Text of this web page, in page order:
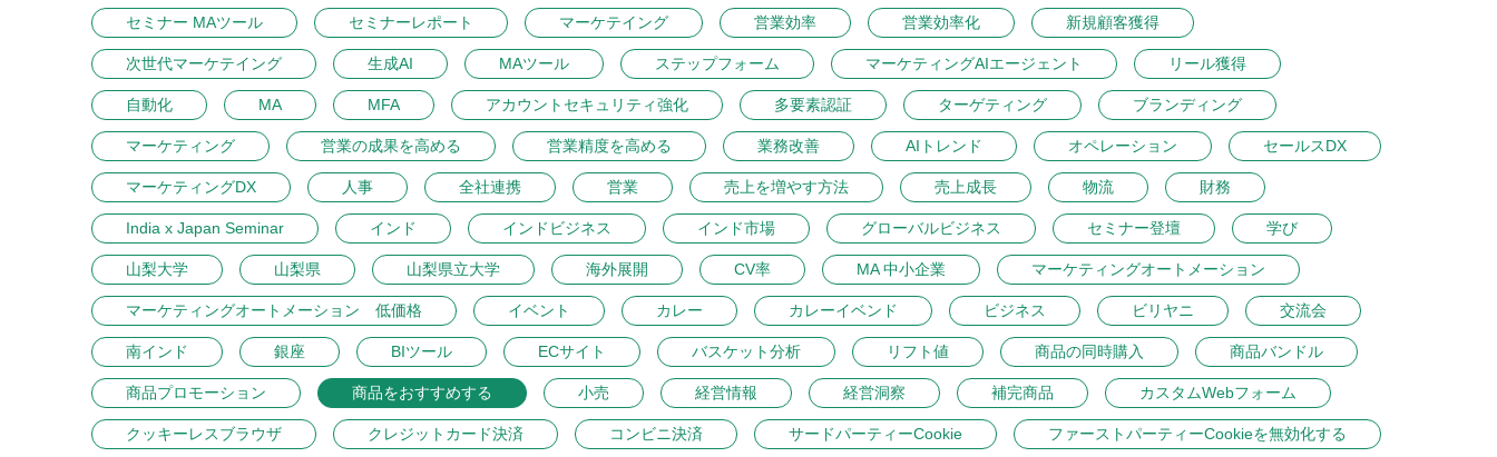
セミナー MAツール セミナーレポート マーケテイング 営業効率 営業効率化 新規顧客獲得
次世代マーケテイング 生成AI MAツール ステップフォーム マーケティングAIエージェント リール獲得
自動化 MA MFA アカウントセキュリティ強化 多要素認証 ターゲティング ブランディング
マーケティング 営業の成果を高める 営業精度を高める 業務改善 AIトレンド オペレーション セールスDX
マーケティングDX 人事 全社連携 営業 売上を増やす方法 売上成長 物流 財務
India x Japan Seminar インド インドビジネス インド市場 グローバルビジネス セミナー登壇 学び
山梨大学 山梨県 山梨県立大学 海外展開 CV率 MA 中小企業 マーケティングオートメーション
マーケティングオートメーション 低価格 イベント カレー カレーイベンド ビジネス ビリヤニ 交流会
南インド 銀座 BIツール ECサイト バスケット分析 リフト値 商品の同時購入 商品バンドル
商品プロモーション 商品をおすすめする 小売 経営情報 経営洞察 補完商品 カスタムWebフォーム
クッキーレスブラウザ クレジットカード決済 コンビニ決済 サードパーティーCookie ファーストパーティーCookieを無効化する